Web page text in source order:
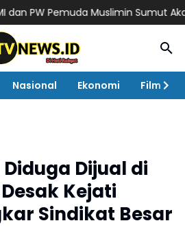
Muslimin Sumut Akan
Nasional Ekonomi Film
Dijual di
Kejati
Sindikat Besar